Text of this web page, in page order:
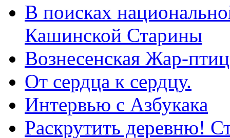
В поисках
Кашинской Старины
Вознесенская Жар-
От сердца к сердцу.
Интервью с Азбукака
Раскрутить деревню!